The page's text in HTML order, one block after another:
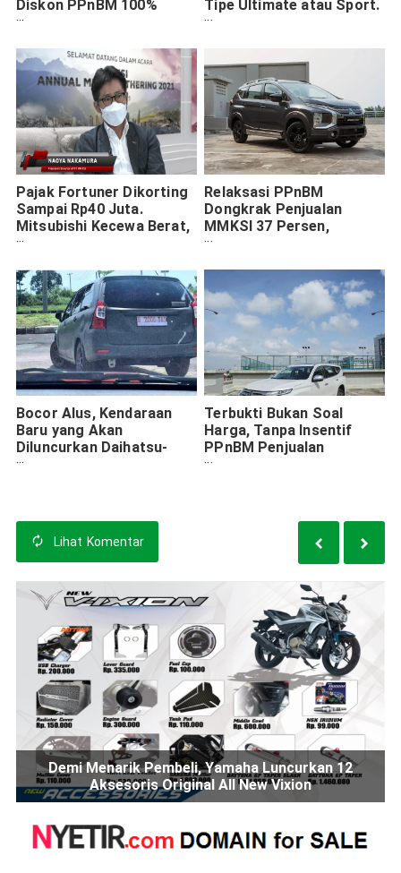
Diskon PPnBM 100%
Mitsubishi Xpander
Tipe Ultimate atau Sport.
Yuk Kupas Detailnya
Pajak Fortuner Dikorting
Sampai Rp40 Juta.
Mitsubishi Kecewa Berat,
Pajero Enggak Dapat
Relaksasi PPnBM
Dongkrak Penjualan
MMKSI 37 Persen,
Xpander Paling Laku
Bocor Alus, Kendaraan
Baru yang Akan
Diluncurkan Daihatsu-
Toyota. Predator untuk
Terbukti Bukan Soal
Harga, Tanpa Insentif
PPnBM Penjualan
Mitsubishi Pajero Tetap
Lihat Komentar
Demi Menarik Pembeli, Yamaha Luncurkan 12
Aksesoris Original All New Vixion